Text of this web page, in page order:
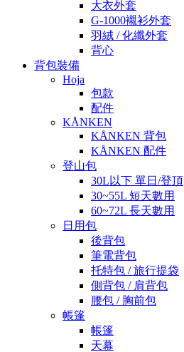
大衣外套
G-1000襯衫外套
羽絨 / 化纖外套
背心
背包裝備
Hoja
包款
配件
KÅNKEN
KÅNKEN 背包
KÅNKEN 配件
登山包
30L以下 單日/登頂
30~55L 短天數用
60~72L 長天數用
日用包
後背包
筆電背包
托特包 / 旅行提袋
側背包 / 肩背包
腰包 / 胸前包
帳篷
帳篷
天幕